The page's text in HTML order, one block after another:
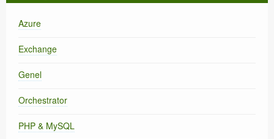
Azure
Exchange
Genel
Orchestrator
PHP & MySQL